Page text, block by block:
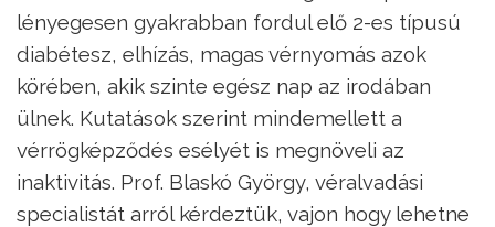
lényegesen gyakrabban fordul elő 2-es típusú
diabétesz, elhízás, magas vérnyomás azok
körében, akik szinte egész nap az irodában
ülnek. Kutatások szerint mindemellett a
vérrögképződés esélyét is megnöveli az
inaktivitás. Prof. Blaskó György, véralvadási
specialistát arról kérdeztük, vajon hogy lehetne